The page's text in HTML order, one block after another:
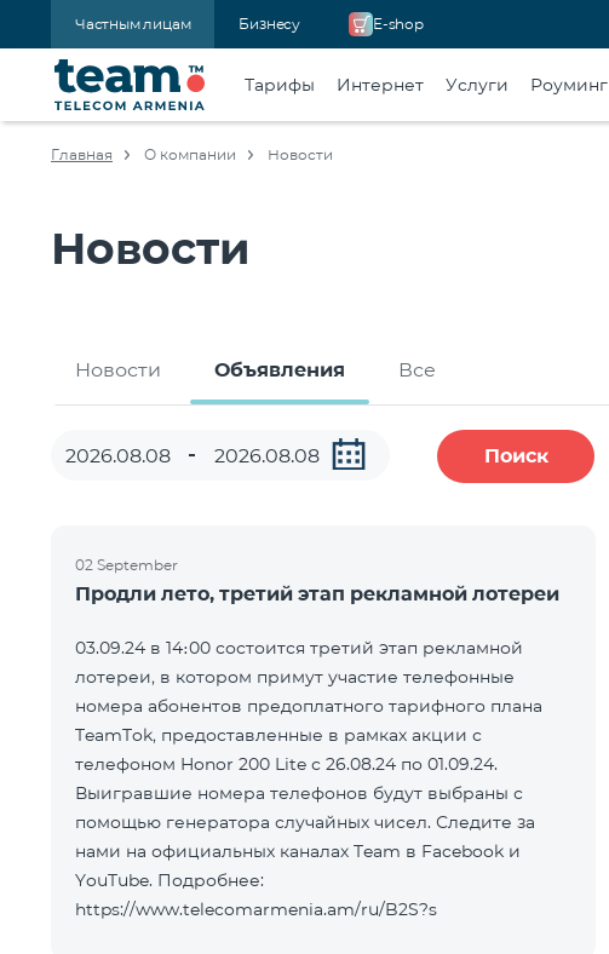
Частным лицам Бизнесу E-shop
Тарифы Интернет Услуги Роуминг
Главная О компании Новости
Новости
Новости Объявления Все
Поиск
02 September
Продли лето, третий этап рекламной лотереи
03.09.24 в 14։00 состоится третий этап рекламной
лотереи, в котором примут участие телефонные
номера абонентов предоплатного тарифного плана
TeamTok, предоставленные в рамках акции с
телефоном Honor 200 Lite с 26.08.24 по 01.09.24.
Выигравшие номера телефонов будут выбраны с
помощью генератора случайных чисел. Следите за
нами на официальных каналах Team в Facebook и
YouTube. Подробнее:
https://www.telecomarmenia.am/ru/B2S?s